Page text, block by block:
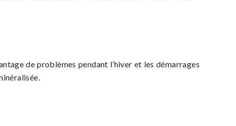
de problèmes pendant l’hiver et les démarrages